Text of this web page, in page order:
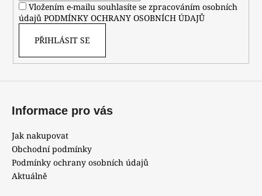
Vložením e-mailu souhlasíte se zpracováním osobních
údajů PODMÍNKY OCHRANY OSOBNÍCH ÚDAJŮ
PŘIHLÁSIT SE
Informace pro vás
Jak nakupovat
Obchodní podmínky
Podmínky ochrany osobních údajů
Aktuálně